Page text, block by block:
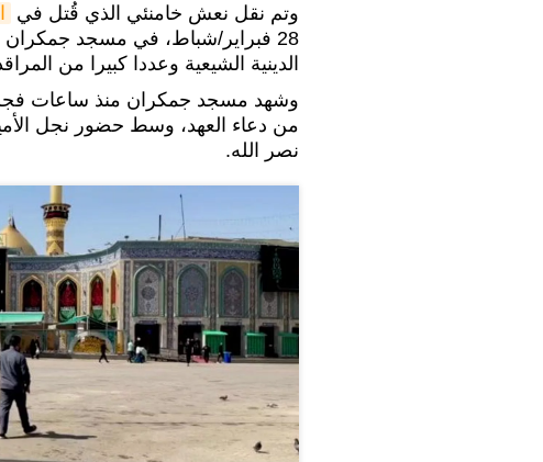
وتم نقل نعش خامنئي الذي قُتل في
28 فبراير/شباط، في مسجد
الدينية الشيعية وعددا كبيرا من
وشهد مسجد جمكران منذ ساعات فجر
من دعاء العهد، وسط حضور نجل
نصر الله.